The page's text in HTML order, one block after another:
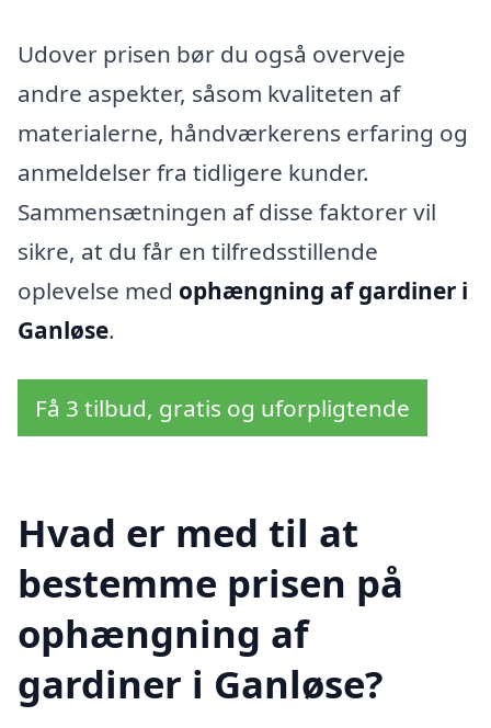
Udover prisen bør du også overveje
andre aspekter, såsom kvaliteten af
materialerne, håndværkerens erfaring og
anmeldelser fra tidligere kunder.
Sammensætningen af disse faktorer vil
sikre, at du får en tilfredsstillende
oplevelse med ophængning af gardiner i
Ganløse.
Få 3 tilbud, gratis og uforpligtende
Hvad er med til at
bestemme prisen på
ophængning af
gardiner i Ganløse?